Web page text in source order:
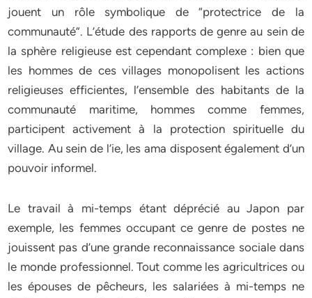
jouent un rôle symbolique de “protectrice de la
communauté”. L’étude des rapports de genre au sein de
la sphère religieuse est cependant complexe : bien que
les hommes de ces villages monopolisent les actions
religieuses efficientes, l’ensemble des habitants de la
communauté maritime, hommes comme femmes,
participent activement à la protection spirituelle du
village. Au sein de l’ie, les ama disposent également d’un
pouvoir informel.
Le travail à mi-temps étant déprécié au Japon par
exemple, les femmes occupant ce genre de postes ne
jouissent pas d’une grande reconnaissance sociale dans
le monde professionnel. Tout comme les agricultrices ou
les épouses de pêcheurs, les salariées à mi-temps ne